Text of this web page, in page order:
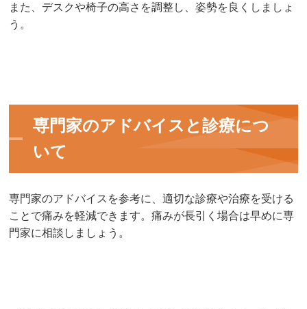
また、デスクや椅子の高さを調整し、姿勢を良くしましょ
う。
専門家のアドバイスと診療につ
いて
専門家のアドバイスを参考に、適切な診療や治療を受ける
ことで痛みを軽減できます。痛みが長引く場合は早めに専
門家に相談しましょう。